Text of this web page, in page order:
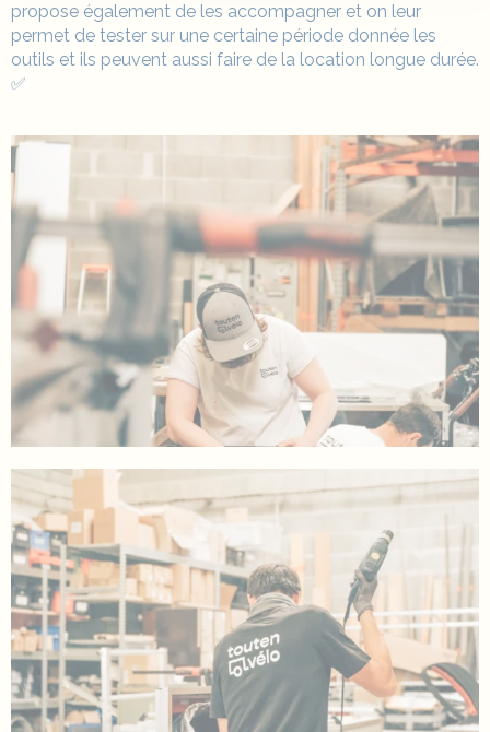
propose également de les accompagner et on leur
permet de tester sur une certaine période donnée les
outils et ils peuvent aussi faire de la location longue durée.
✅